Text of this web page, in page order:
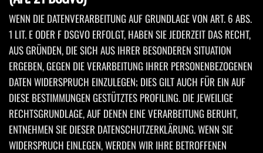
WENN DIE DATENVERARBEITUNG AUF GRUNDLAGE VON ART. 6 ABS.
1 LIT. E ODER F DSGVO ERFOLGT, HABEN SIE JEDERZEIT DAS RECHT,
AUS GRÜNDEN, DIE SICH AUS IHRER BESONDEREN SITUATION
ERGEBEN, GEGEN DIE VERARBEITUNG IHRER PERSONENBEZOGENEN
DATEN WIDERSPRUCH EINZULEGEN; DIES GILT AUCH FÜR EIN AUF
DIESE BESTIMMUNGEN GESTÜTZTES PROFILING. DIE JEWEILIGE
RECHTSGRUNDLAGE, AUF DENEN EINE VERARBEITUNG BERUHT,
ENTNEHMEN SIE DIESER DATENSCHUTZERKLÄRUNG. WENN SIE
WIDERSPRUCH EINLEGEN, WERDEN WIR IHRE BETROFFENEN